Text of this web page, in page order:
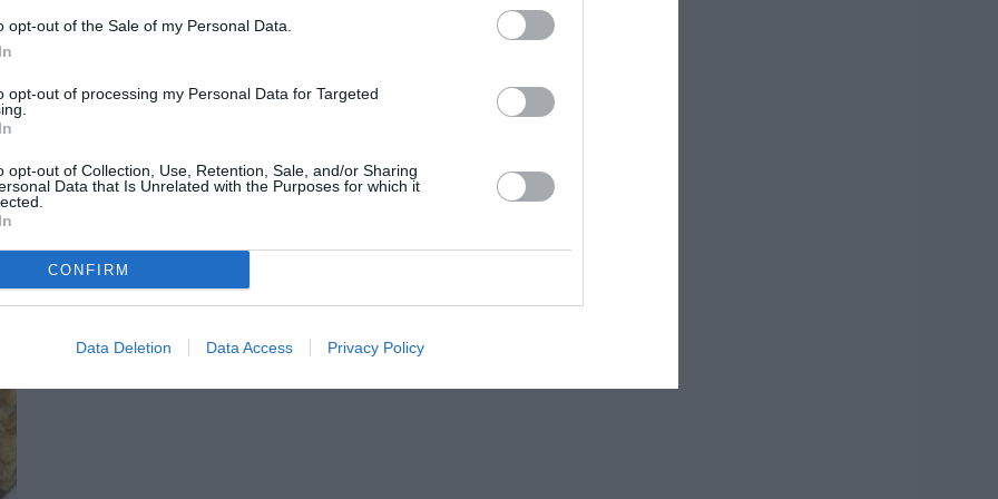
opt-out of the Sale of my Personal Data.
opt-out of processing my Personal Data for Targeted
opt-out of Collection, Use, Retention, Sale, and/or Sharing
Data that Is Unrelated with the Purposes for which it
CONFIRM
Data Deletion Data Access Privacy Policy